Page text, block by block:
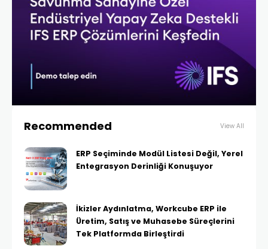
Recommended View All
ERP Seçiminde Modül Listesi Değil, Yerel
Entegrasyon Derinliği Konuşuyor
İkizler Aydınlatma, Workcube ERP ile
Üretim, Satış ve Muhasebe Süreçlerini
Tek Platformda Birleştirdi